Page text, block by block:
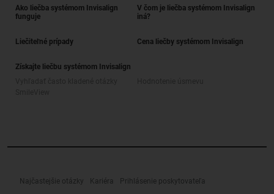
Ako liečba systémom Invisalign
funguje
V čom je liečba systémom Invisalign
iná?
Liečiteľné prípady Cena liečby systémom Invisalign
Získajte liečbu systémom Invisalign
Najčastejšie otázky Kariéra Prihlásenie poskytovateľa